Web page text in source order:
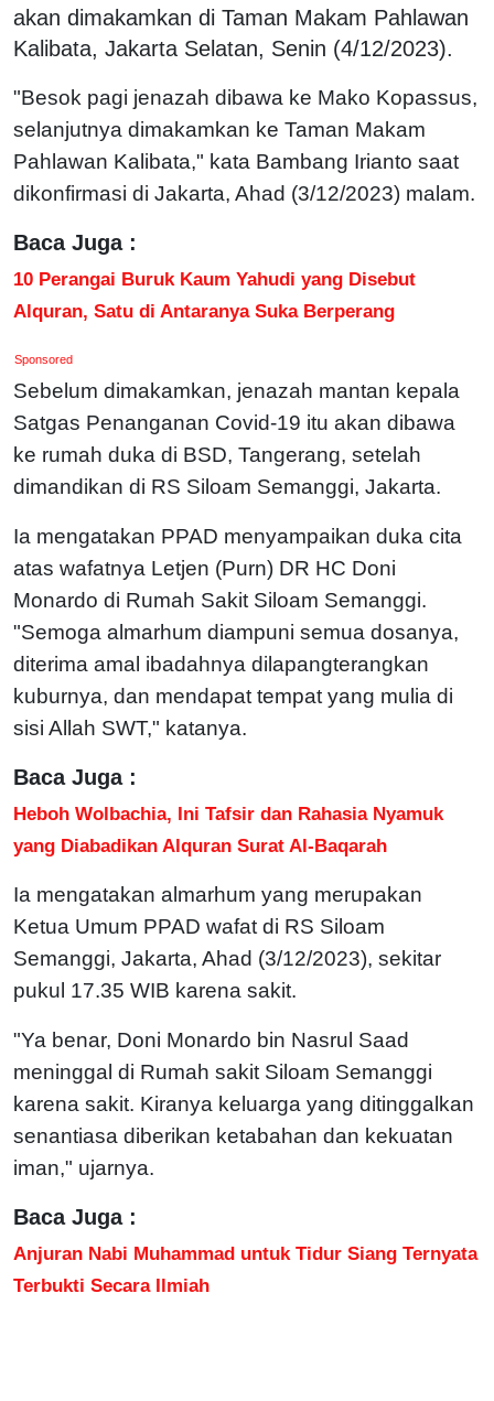
akan dimakamkan di Taman Makam Pahlawan
Kalibata, Jakarta Selatan, Senin (4/12/2023).
"Besok pagi jenazah dibawa ke Mako Kopassus,
selanjutnya dimakamkan ke Taman Makam
Pahlawan Kalibata," kata Bambang Irianto saat
dikonfirmasi di Jakarta, Ahad (3/12/2023) malam.
Baca Juga :
10 Perangai Buruk Kaum Yahudi yang Disebut
Alquran, Satu di Antaranya Suka Berperang
Sponsored
Sebelum dimakamkan, jenazah mantan kepala
Satgas Penanganan Covid-19 itu akan dibawa
ke rumah duka di BSD, Tangerang, setelah
dimandikan di RS Siloam Semanggi, Jakarta.
Ia mengatakan PPAD menyampaikan duka cita
atas wafatnya Letjen (Purn) DR HC Doni
Monardo di Rumah Sakit Siloam Semanggi.
"Semoga almarhum diampuni semua dosanya,
diterima amal ibadahnya dilapangterangkan
kuburnya, dan mendapat tempat yang mulia di
sisi Allah SWT," katanya.
Baca Juga :
Heboh Wolbachia, Ini Tafsir dan Rahasia Nyamuk
yang Diabadikan Alquran Surat Al-Baqarah
Ia mengatakan almarhum yang merupakan
Ketua Umum PPAD wafat di RS Siloam
Semanggi, Jakarta, Ahad (3/12/2023), sekitar
pukul 17.35 WIB karena sakit.
"Ya benar, Doni Monardo bin Nasrul Saad
meninggal di Rumah sakit Siloam Semanggi
karena sakit. Kiranya keluarga yang ditinggalkan
senantiasa diberikan ketabahan dan kekuatan
iman," ujarnya.
Baca Juga :
Anjuran Nabi Muhammad untuk Tidur Siang Ternyata
Terbukti Secara Ilmiah